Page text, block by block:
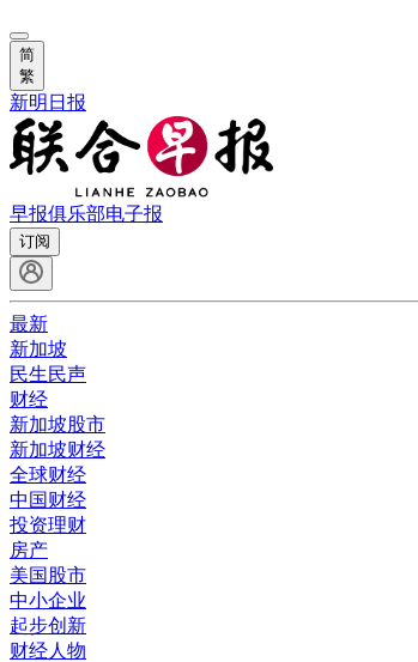
简
繁
新明日报
早报俱乐部电子报
订阅
最新
新加坡
民生民声
财经
新加坡股市
新加坡财经
全球财经
中国财经
投资理财
房产
美国股市
中小企业
起步创新
财经人物